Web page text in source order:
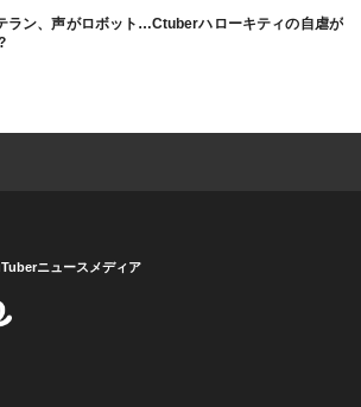
ラン、声がロボット…Ctuberハローキティの自虐が
ニュースメディア